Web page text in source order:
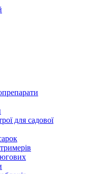
для садової